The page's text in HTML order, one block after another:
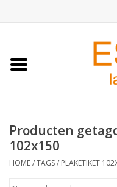
Home
Retail
Horeca & Food
Producten
102x150
HOME/TAGS/ PLAKETIKET